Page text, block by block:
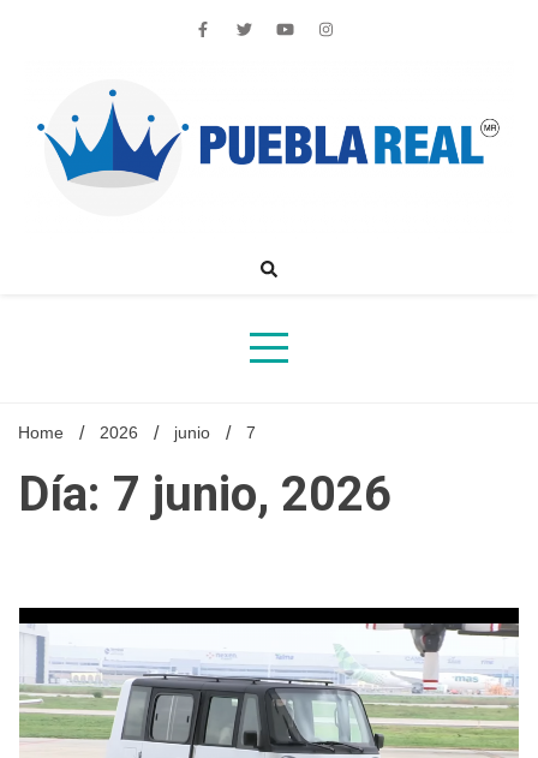
Noticias de actualidad de Puebla, México y el mundo
Home 2026 junio 7
Día: 7 junio, 2026